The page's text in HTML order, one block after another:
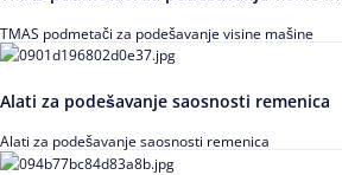
TMAS podmetači za podešavanje visine mašine
Alati za podešavanje saosnosti remenica
Alati za podešavanje saosnosti remenica